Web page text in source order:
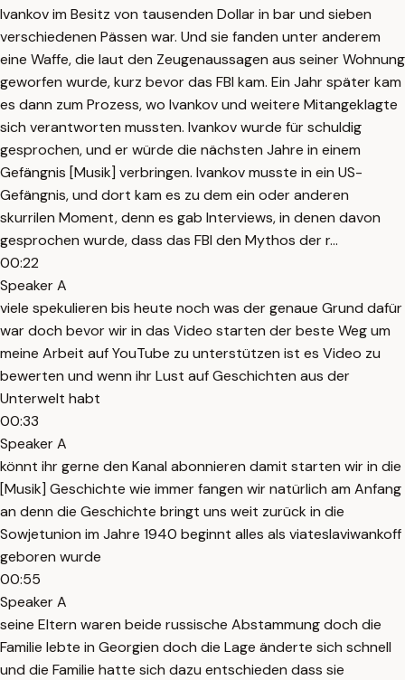
Ivankov im Besitz von tausenden Dollar in bar und sieben
verschiedenen Pässen war. Und sie fanden unter anderem
eine Waffe, die laut den Zeugenaussagen aus seiner Wohnung
geworfen wurde, kurz bevor das FBI kam. Ein Jahr später kam
es dann zum Prozess, wo Ivankov und weitere Mitangeklagte
sich verantworten mussten. Ivankov wurde für schuldig
gesprochen, und er würde die nächsten Jahre in einem
Gefängnis [Musik] verbringen. Ivankov musste in ein US-
Gefängnis, und dort kam es zu dem ein oder anderen
skurrilen Moment, denn es gab Interviews, in denen davon
gesprochen wurde, dass das FBI den Mythos der r...
00:22
Speaker A
viele spekulieren bis heute noch was der genaue Grund dafür
war doch bevor wir in das Video starten der beste Weg um
meine Arbeit auf YouTube zu unterstützen ist es Video zu
bewerten und wenn ihr Lust auf Geschichten aus der
Unterwelt habt
00:33
Speaker A
könnt ihr gerne den Kanal abonnieren damit starten wir in die
[Musik] Geschichte wie immer fangen wir natürlich am Anfang
an denn die Geschichte bringt uns weit zurück in die
Sowjetunion im Jahre 1940 beginnt alles als viateslaviwankoff
geboren wurde
00:55
Speaker A
seine Eltern waren beide russische Abstammung doch die
Familie lebte in Georgien doch die Lage änderte sich schnell
und die Familie hatte sich dazu entschieden dass sie